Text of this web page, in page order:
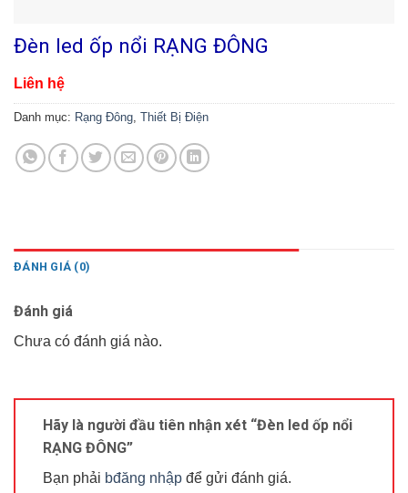
Đèn led ốp nổi RẠNG ĐÔNG
Liên hệ
Danh mục: Rạng Đông Thiết Bị Điện
ĐÁNH GIÁ (0)
Đánh giá
Chưa có đánh giá nào.
Hãy là người đầu tiên nhận xét “Đèn led ốp nổi
RẠNG ĐÔNG”
Bạn phải bđăng nhập để gửi đánh giá.